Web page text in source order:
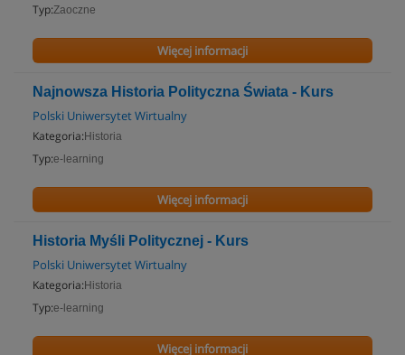
Typ:Zaoczne
Więcej informacji
Najnowsza Historia Polityczna Świata - Kurs
Polski Uniwersytet Wirtualny
Kategoria: Historia
Typ:e-learning
Więcej informacji
Historia Myśli Politycznej - Kurs
Polski Uniwersytet Wirtualny
Kategoria: Historia
Typ:e-learning
Więcej informacji